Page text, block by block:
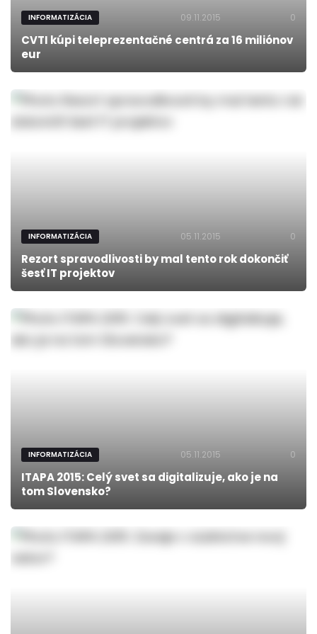
INFORMATIZÁCIA 09.11.2015 0
CVTI kúpi teleprezentačné centrá za 16 miliónov
eur
INFORMATIZÁCIA 05.11.2015 0
Rezort spravodlivosti by mal tento rok dokončiť
šesť IT projektov
INFORMATIZÁCIA 05.11.2015 0
ITAPA 2015: Celý svet sa digitalizuje, ako je na
tom Slovensko?